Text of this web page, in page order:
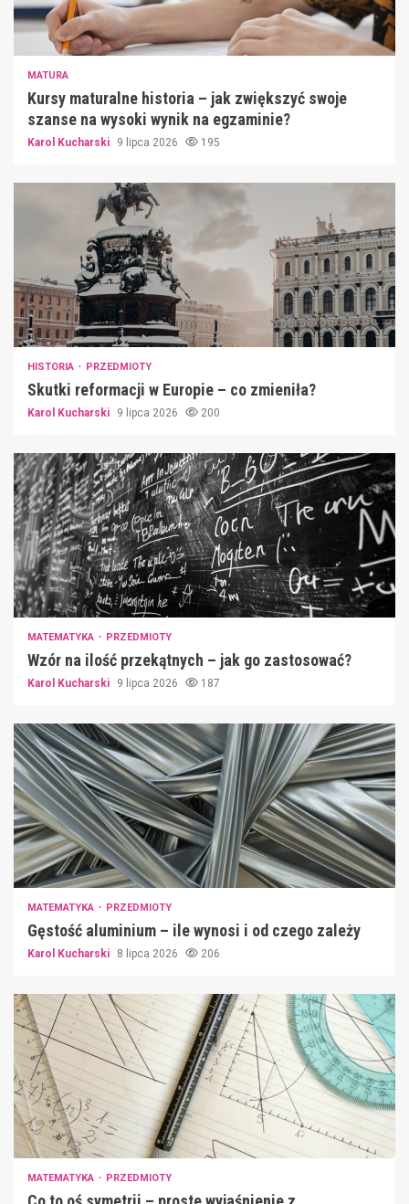
MATURA
Kursy maturalne historia – jak zwiększyć swoje
szanse na wysoki wynik na egzaminie?
Karol Kucharski 9 lipca 2026 195
HISTORIA PRZEDMIOTY
Skutki reformacji w Europie – co zmieniła?
Karol Kucharski 9 lipca 2026 200
MATEMATYKA PRZEDMIOTY
Wzór na ilość przekątnych – jak go zastosować?
Karol Kucharski 9 lipca 2026 187
MATEMATYKA PRZEDMIOTY
Gęstość aluminium – ile wynosi i od czego zależy
Karol Kucharski 8 lipca 2026 206
MATEMATYKA PRZEDMIOTY